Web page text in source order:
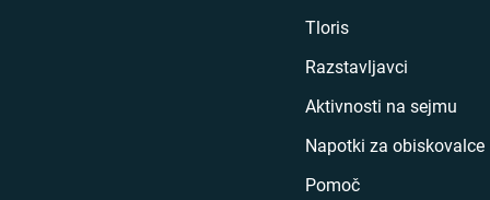
Tloris
Razstavljavci
Aktivnosti na sejmu
Napotki za obiskovalce
Pomoč